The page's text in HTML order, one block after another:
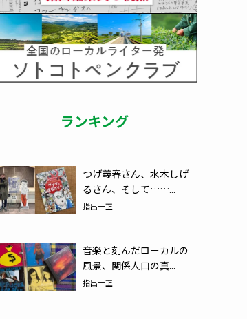
ランキング
つげ義春さん、水木しげ
るさん、そして……...
指出一正
音楽と刻んだローカルの
風景、関係人口の真...
指出一正